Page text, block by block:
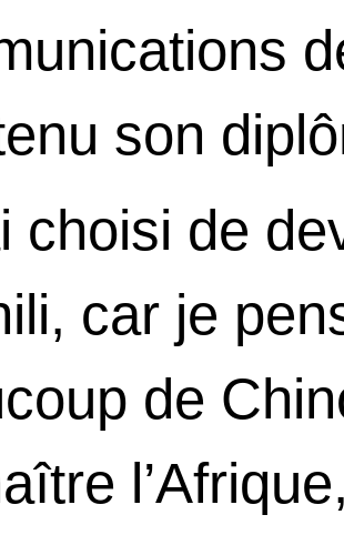
son
choisi de
car je
de